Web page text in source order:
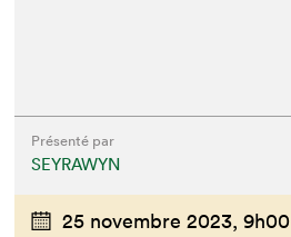
Présenté par
SEYRAWYN
25 novembre 2023, 9h00